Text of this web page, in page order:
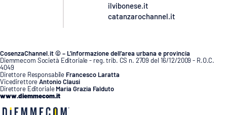
ilvibonese.it
catanzarochannel.it
CosenzaChannel.it © – L’informazione dell’area urbana e provincia
Diemmecom Società Editoriale - reg. trib. CS n. 2709 del 16/12/2009 - R.O.C.
4049
Direttore Responsabile Francesco Laratta
VicedirettoreAntonio Clausi
Direttore Editoriale Maria Grazia Falduto
www.diemmecom.it